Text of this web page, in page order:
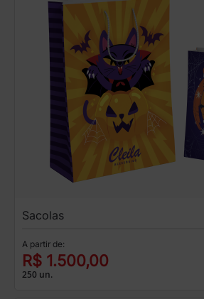
Sacolas
A partir de:
R$ 1.500,00
250 un.